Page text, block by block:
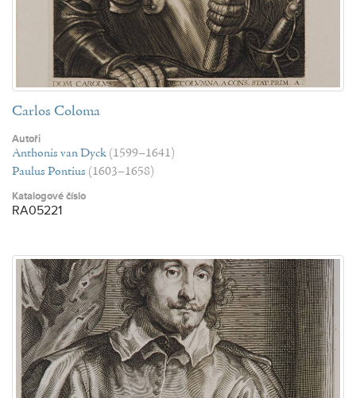
Carlos Coloma
Autoři
Anthonis van Dyck (1599–1641)
Paulus Pontius (1603–1658)
Katalogové číslo
RA05221